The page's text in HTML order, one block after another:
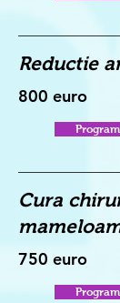
Reductie
800 euro
Cura
750 euro